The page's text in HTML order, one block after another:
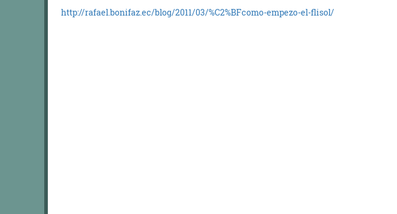
http://rafael.bonifaz.ec/blog/2011/03/%C2%BFcomo-empezo-el-flisol/